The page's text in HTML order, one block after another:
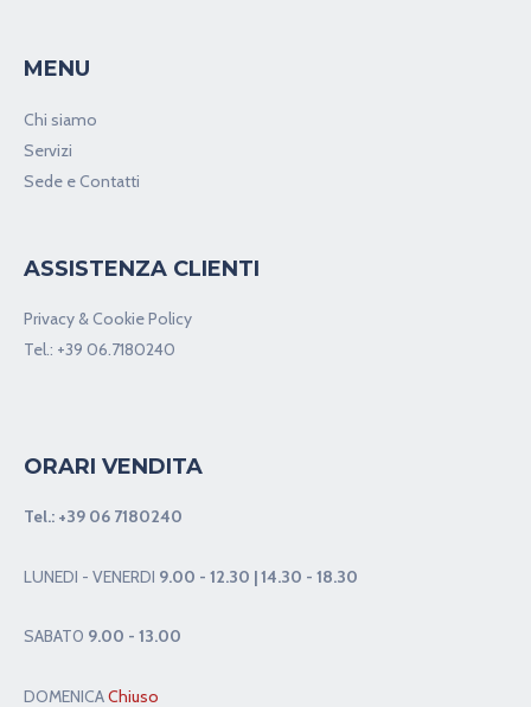
MENU
Chi siamo
Servizi
Sede e Contatti
ASSISTENZA CLIENTI
Privacy & Cookie Policy
Tel.: +39 06.7180240
ORARI VENDITA
Tel.: +39 06 7180240
LUNEDI - VENERDI 9.00 - 12.30 | 14.30 - 18.30
SABAT0 9.00 - 13.00
DOMENICAChiuso